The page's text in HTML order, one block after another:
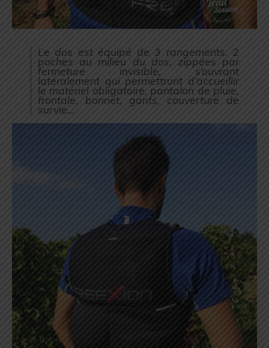
Le dos est équipé de 3 rangements. 2
poches au milieu du dos, zippées par
fermeture invisible, s’ouvrant
latéralement qui permettront d’accueillir
le matériel obligatoire, pantalon de pluie,
frontale, bonnet, gants, couverture de
survie…